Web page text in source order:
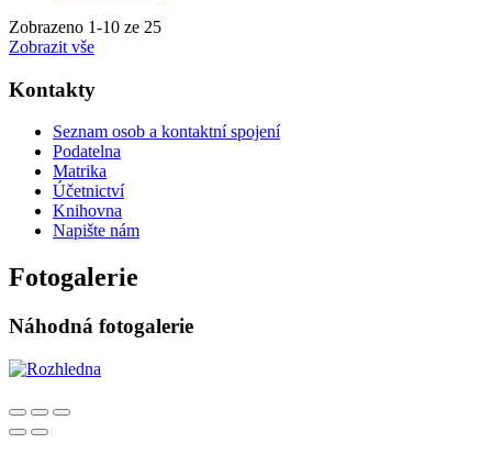
Zobrazeno 1-10 ze 25
Zobrazit vše
Kontakty
Seznam osob a kontaktní spojení
Podatelna
Matrika
Účetnictví
Knihovna
Napište nám
Fotogalerie
Náhodná fotogalerie